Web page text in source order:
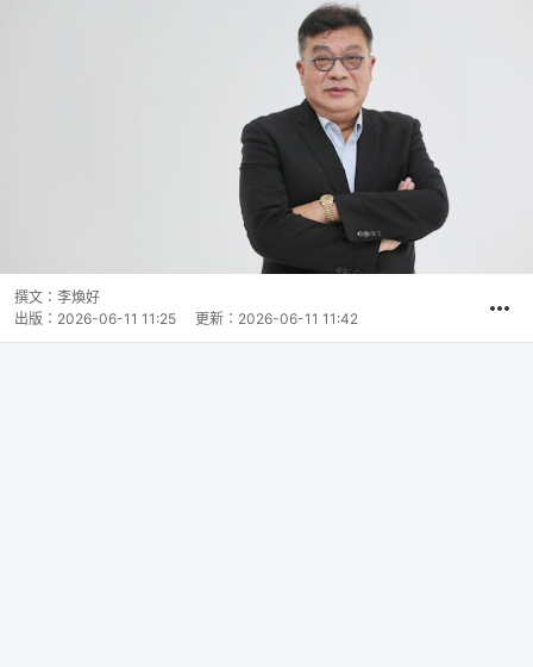
撰文： 李煥好
出版： 2026-06-11 11:25 更新： 2026-06-11 11:42